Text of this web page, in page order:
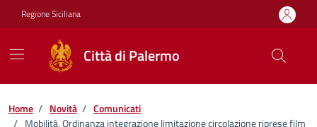
Vai ai contenuti
Vai al footer
Regione Siciliana
Città di Palermo
Home / Novità / Comunicati
/ Mobilità. Ordinanza integrazione limitazione circolazione riprese film